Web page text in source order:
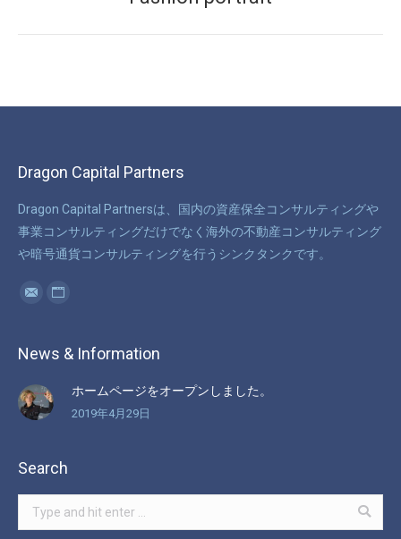
Dragon Capital Partners
Dragon Capital Partnersは、国内の資産保全コンサルティングや
事業コンサルティングだけでなく海外の不動産コンサルティング
や暗号通貨コンサルティングを行うシンクタンクです。
Find us on:
News & Information
ホームページをオープンしました。
2019年4月29日
Search
Search: